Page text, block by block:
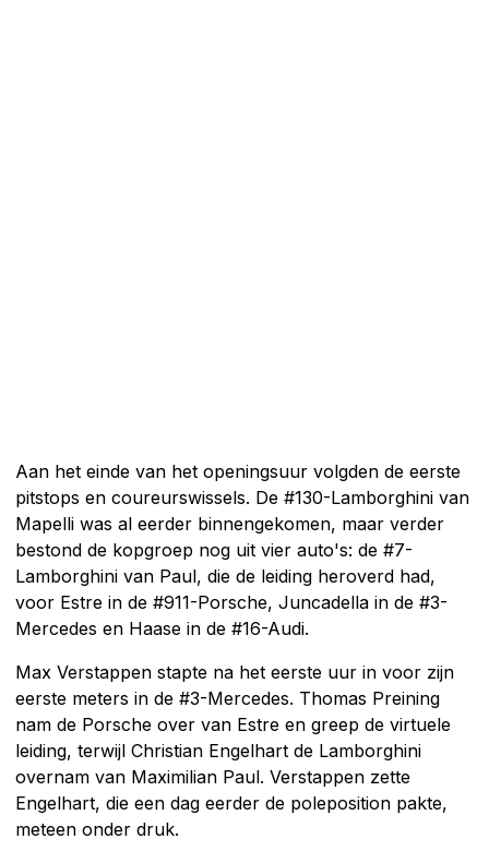
Aan het einde van het openingsuur volgden de eerste
pitstops en coureurswissels. De #130-Lamborghini van
Mapelli was al eerder binnengekomen, maar verder
bestond de kopgroep nog uit vier auto's: de #7-
Lamborghini van Paul, die de leiding heroverd had,
voor Estre in de #911-Porsche, Juncadella in de #3-
Mercedes en Haase in de #16-Audi.
Max Verstappen stapte na het eerste uur in voor zijn
eerste meters in de #3-Mercedes. Thomas Preining
nam de Porsche over van Estre en greep de virtuele
leiding, terwijl Christian Engelhart de Lamborghini
overnam van Maximilian Paul. Verstappen zette
Engelhart, die een dag eerder de poleposition pakte,
meteen onder druk.